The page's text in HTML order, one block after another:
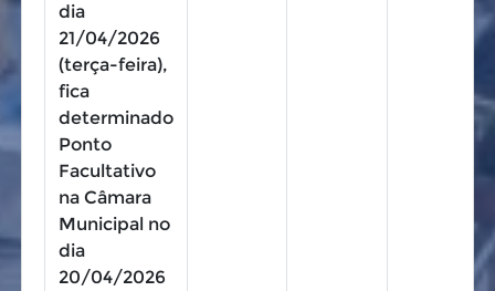
dia
21/04/2026
(terça-feira),
fica
determinado
Ponto
Facultativo
na Câmara
Municipal no
dia
20/04/2026